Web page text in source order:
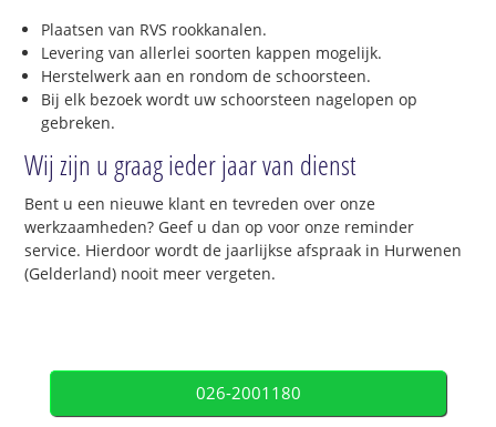
Plaatsen van RVS rookkanalen.
Levering van allerlei soorten kappen mogelijk.
Herstelwerk aan en rondom de schoorsteen.
Bij elk bezoek wordt uw schoorsteen nagelopen op
gebreken.
Wij zijn u graag ieder jaar van dienst
Bent u een nieuwe klant en tevreden over onze
werkzaamheden? Geef u dan op voor onze reminder
service. Hierdoor wordt de jaarlijkse afspraak in Hurwenen
(Gelderland) nooit meer vergeten.
026-2001180